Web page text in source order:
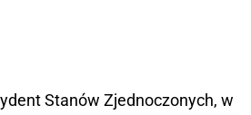
Stanów Zjednoczonych, w